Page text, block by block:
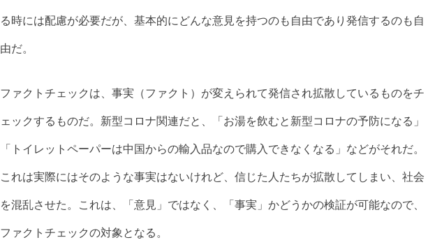
る時には配慮が必要だが、基本的にどんな意見を持つのも自由であり発信するのも自
由だ。
ファクトチェックは、事実（ファクト）が変えられて発信され拡散しているものをチ
ェックするものだ。新型コロナ関連だと、「お湯を飲むと新型コロナの予防になる」
「トイレットペーパーは中国からの輸入品なので購入できなくなる」などがそれだ。
これは実際にはそのような事実はないけれど、信じた人たちが拡散してしまい、社会
を混乱させた。これは、「意見」ではなく、「事実」かどうかの検証が可能なので、
ファクトチェックの対象となる。